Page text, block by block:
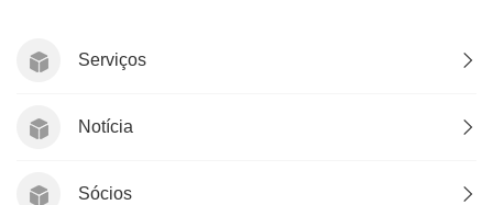
Serviços
Notícia
Sócios